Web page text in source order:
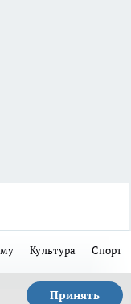
Культура Спорт
Принять